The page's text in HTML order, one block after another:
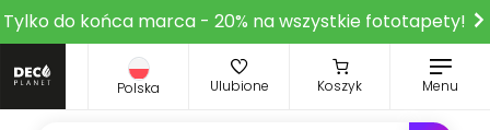
Tylko do końca marca - 20% na wszystkie fototapety!
Polska Ulubione Koszyk Menu